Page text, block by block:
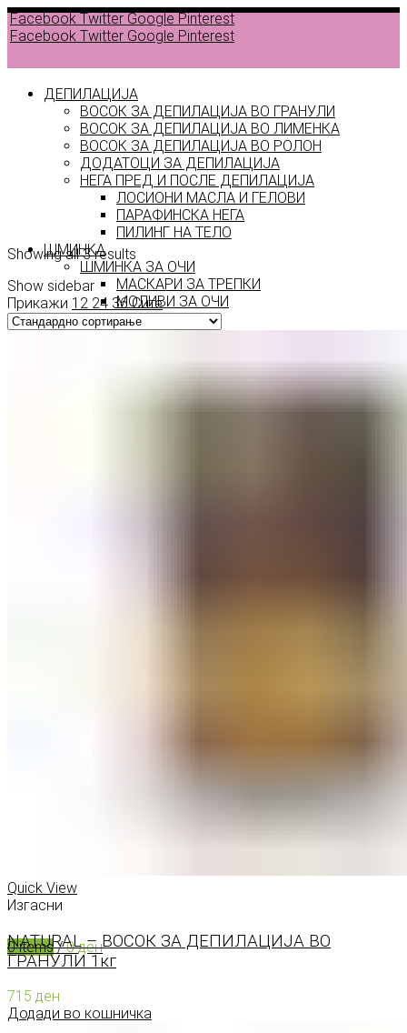
Facebook Twitter Google Pinterest
Facebook Twitter Google Pinterest
ДЕПИЛАЦИЈА
ВОСОК ЗА ДЕПИЛАЦИЈА ВО ГРАНУЛИ
ВОСОК ЗА ДЕПИЛАЦИЈА ВО ЛИМЕНКА
ВОСОК ЗА ДЕПИЛАЦИЈА ВО РОЛОН
ДОДАТОЦИ ЗА ДЕПИЛАЦИЈА
НЕГА ПРЕД И ПОСЛЕ ДЕПИЛАЦИЈА
ЛОСИОНИ МАСЛА И ГЕЛОВИ
ПАРАФИНСКА НЕГА
ПИЛИНГ НА ТЕЛО
ШМИНКА
ШМИНКА ЗА ОЧИ
МАСКАРИ ЗА ТРЕПКИ
МОЛИВИ ЗА ОЧИ
СЕНКИ ЗА ОЧИ
ТУШ ЗА ОЧИ
ШМИНКА ЗА УСНИ
КАРМИНИ И СЈАЕВИ ЗА УСНИ
МОЛИВИ ЗА УСНИ
0items / 0ден
products
Showing all 3 results
Show sidebar
Прикажи 12 24 36 Сите
Quick View
Изгасни
NATURAL – ВОСОК ЗА ДЕПИЛАЦИЈА ВО
ГРАНУЛИ 1кг
715 ден
Додади во кошничка